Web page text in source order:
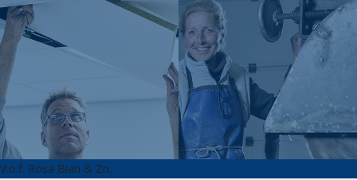
V.o.f. Rosa Bian & Zn.